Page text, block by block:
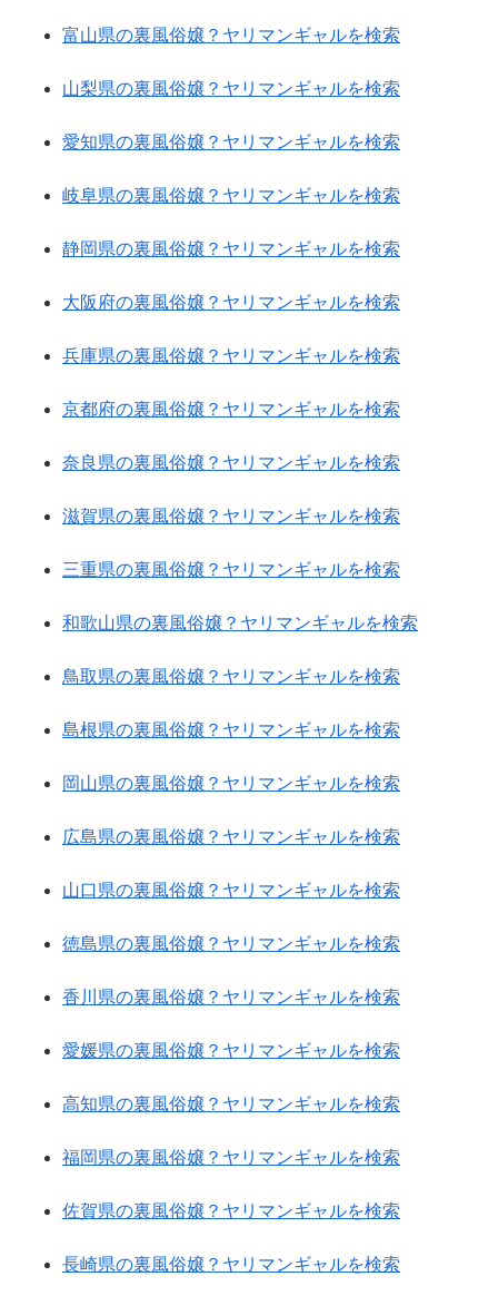
富山県の裏風俗嬢？ヤリマンギャルを検索
山梨県の裏風俗嬢？ヤリマンギャルを検索
愛知県の裏風俗嬢？ヤリマンギャルを検索
岐阜県の裏風俗嬢？ヤリマンギャルを検索
静岡県の裏風俗嬢？ヤリマンギャルを検索
大阪府の裏風俗嬢？ヤリマンギャルを検索
兵庫県の裏風俗嬢？ヤリマンギャルを検索
京都府の裏風俗嬢？ヤリマンギャルを検索
奈良県の裏風俗嬢？ヤリマンギャルを検索
滋賀県の裏風俗嬢？ヤリマンギャルを検索
三重県の裏風俗嬢？ヤリマンギャルを検索
和歌山県の裏風俗嬢？ヤリマンギャルを検索
鳥取県の裏風俗嬢？ヤリマンギャルを検索
島根県の裏風俗嬢？ヤリマンギャルを検索
岡山県の裏風俗嬢？ヤリマンギャルを検索
広島県の裏風俗嬢？ヤリマンギャルを検索
山口県の裏風俗嬢？ヤリマンギャルを検索
徳島県の裏風俗嬢？ヤリマンギャルを検索
香川県の裏風俗嬢？ヤリマンギャルを検索
愛媛県の裏風俗嬢？ヤリマンギャルを検索
高知県の裏風俗嬢？ヤリマンギャルを検索
福岡県の裏風俗嬢？ヤリマンギャルを検索
佐賀県の裏風俗嬢？ヤリマンギャルを検索
長崎県の裏風俗嬢？ヤリマンギャルを検索